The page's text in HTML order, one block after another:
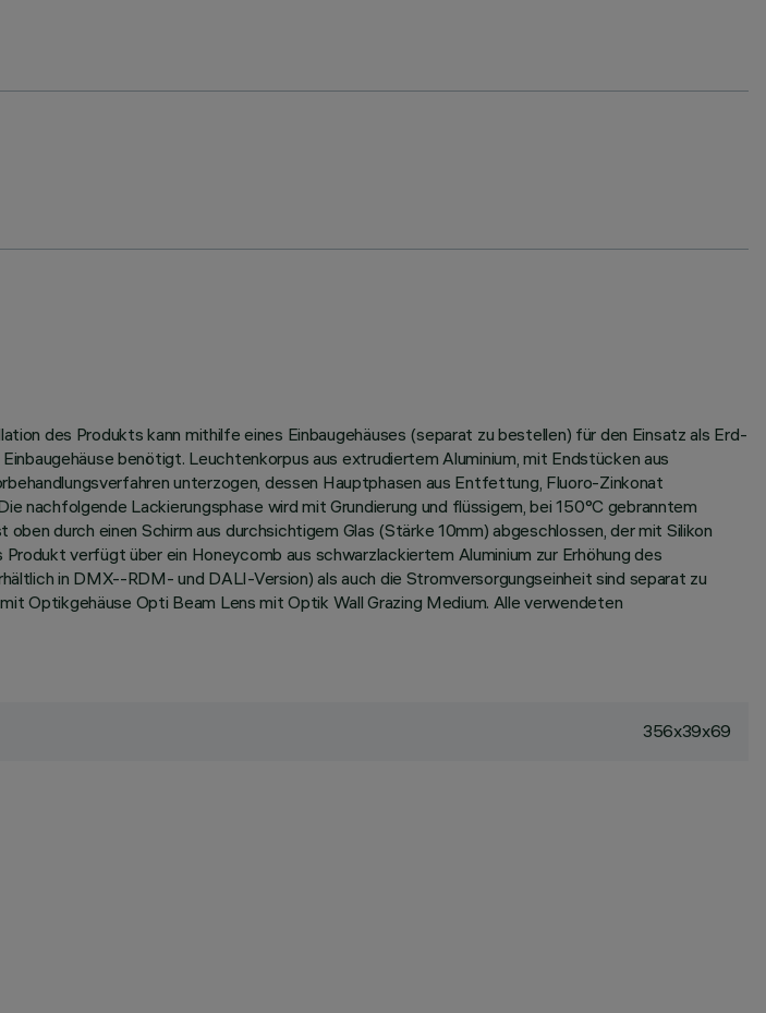
des Produkts kann mithilfe eines Einbaugehäuses (separat zu bestellen) für den Einsatz als Erd-
benötigt. Leuchtenkorpus aus extrudiertem Aluminium, mit Endstücken aus
unterzogen, dessen Hauptphasen aus Entfettung, Fluoro-Zinkonat
Lackierungsphase wird mit Grundierung und flüssigem, bei 150°C gebranntem
durch einen Schirm aus durchsichtigem Glas (Stärke 10mm) abgeschlossen, der mit Silikon
verfügt über ein Honeycomb aus schwarzlackiertem Aluminium zur Erhöhung des
in DMX--RDM- und DALI-Version) als auch die Stromversorgungseinheit sind separat zu
Optikgehäuse Opti Beam Lens mit Optik Wall Grazing Medium. Alle verwendeten
356x39x69